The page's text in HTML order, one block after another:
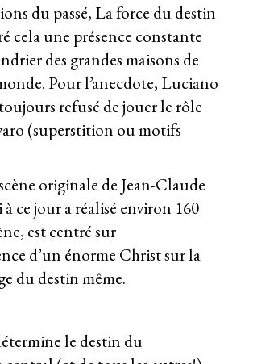
du passé, La force du destin
cela une présence constante
des grandes maisons de
Pour l’anecdote, Luciano
refusé de jouer le rôle
(superstition ou motifs
originale de Jean-Claude
ce jour a réalisé environ 160
est centré sur
d’un énorme Christ sur la
du destin même.
le destin du